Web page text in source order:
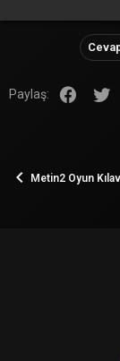
Paylaş:
Metin2 Oyun